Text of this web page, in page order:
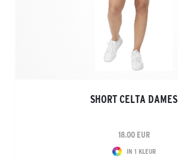
SHORT CELTA DAMES
18.00 EUR
IN 1 KLEUR